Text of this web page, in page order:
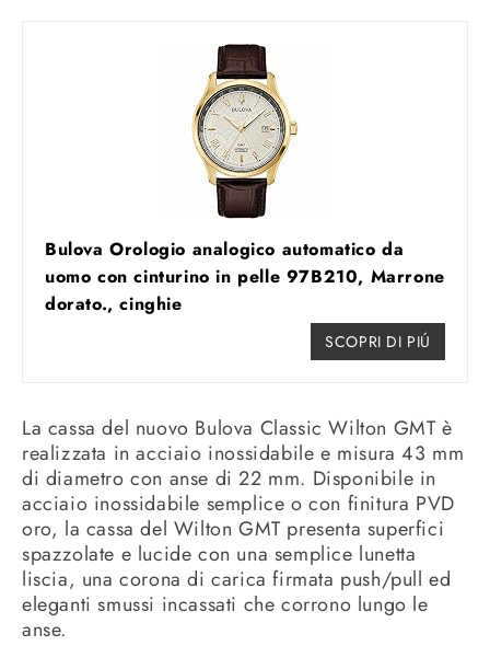
Bulova Orologio analogico automatico da
uomo con cinturino in pelle 97B210, Marrone
dorato., cinghie
SCOPRI DI PIÚ
La cassa del nuovo Bulova Classic Wilton GMT è
realizzata in acciaio inossidabile e misura 43 mm
di diametro con anse di 22 mm. Disponibile in
acciaio inossidabile semplice o con finitura PVD
oro, la cassa del Wilton GMT presenta superfici
spazzolate e lucide con una semplice lunetta
liscia, una corona di carica firmata push/pull ed
eleganti smussi incassati che corrono lungo le
anse.